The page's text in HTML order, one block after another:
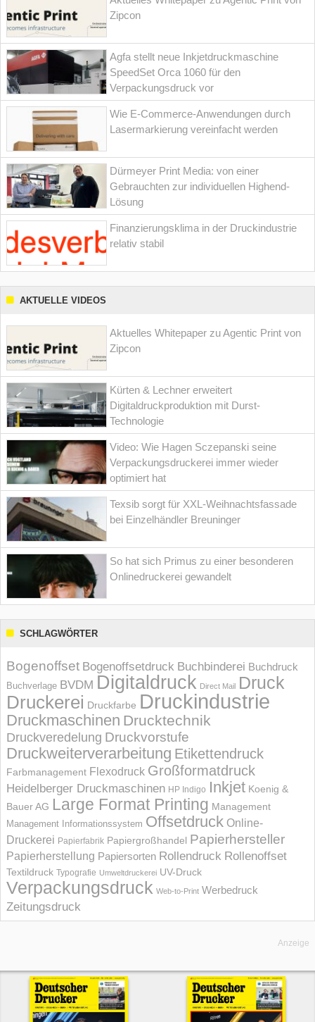
Zipcon
Agfa stellt neue Inkjetdruckmaschine
SpeedSet Orca 1060 für den
Verpackungsdruck vor
Wie E-Commerce-Anwendungen durch
Lasermarkierung vereinfacht werden
Dürmeyer Print Media: von einer
Gebrauchten zur individuellen Highend-
Lösung
Finanzierungsklima in der Druckindustrie
relativ stabil
AKTUELLE VIDEOS
Aktuelles Whitepaper zu Agentic Print von
Zipcon
Kürten & Lechner erweitert
Digitaldruckproduktion mit Durst-
Technologie
Video: Wie Hagen Sczepanski seine
Verpackungsdruckerei immer wieder
optimiert hat
Texsib sorgt für XXL-Weihnachtsfassade
bei Einzelhändler Breuninger
So hat sich Primus zu einer besonderen
Onlinedruckerei gewandelt
SCHLAGWÖRTER
Bogenoffset Bogenoffsetdruck Buchbinderei Buchdruck
Buchverlage BVDM Digitaldruck Direct Mail Druck
Druckerei Druckfarbe Druckindustrie
Druckmaschinen Drucktechnik
Druckveredelung Druckvorstufe
Druckweiterverarbeitung Etikettendruck
Farbmanagement Flexodruck Großformatdruck
Heidelberger Druckmaschinen HP Indigo Inkjet Koenig &
Bauer AG Large Format Printing Management
Management Informations­system Offsetdruck Online-
Druckerei Papierfabrik Papiergroßhandel Papierhersteller
Papierherstellung Papiersorten Rollendruck Rollenoffset
Textildruck Typografie Umweltdruckerei UV-Druck
Verpackungsdruck Web-to-Print Werbedruck
Zeitungsdruck
Anzeige